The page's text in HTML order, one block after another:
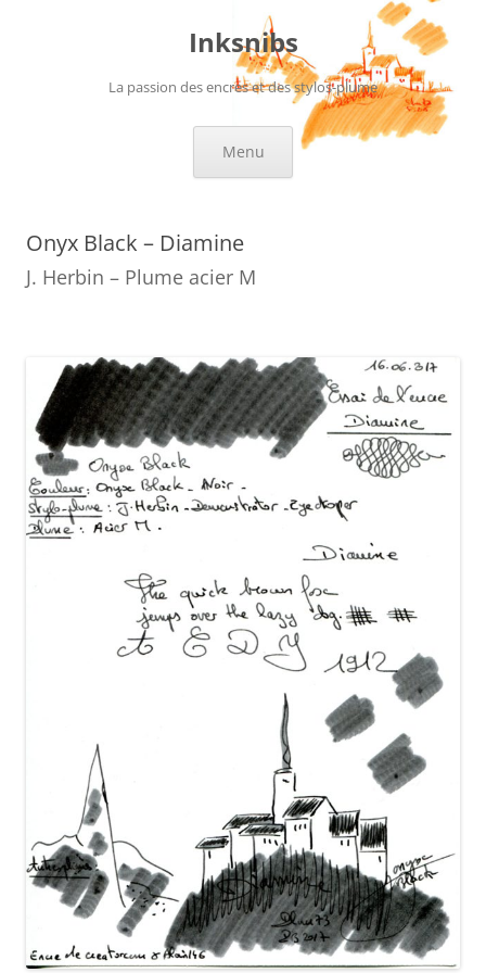
Inksnibs
La passion des encres et des stylos-plume
Menu
Onyx Black – Diamine
J. Herbin – Plume acier M